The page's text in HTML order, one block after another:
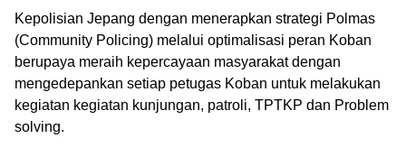
Kepolisian Jepang dengan menerapkan strategi Polmas
(Community Policing) melalui optimalisasi peran Koban
berupaya meraih kepercayaan masyarakat dengan
mengedepankan setiap petugas Koban untuk melakukan
kegiatan kegiatan kunjungan, patroli, TPTKP dan Problem
solving.